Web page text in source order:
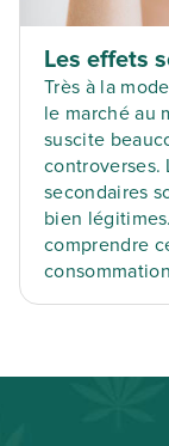
Les effets
Très à la
le marché au
suscite
controverses.
secondaires
bien
comprendre